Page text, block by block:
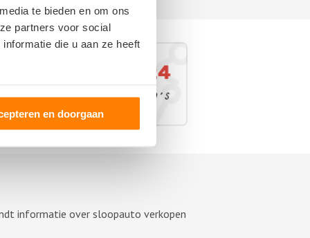
te bieden en om ons
partners voor social
die u aan ze heeft
en doorgaan
informatie over sloopauto verkopen